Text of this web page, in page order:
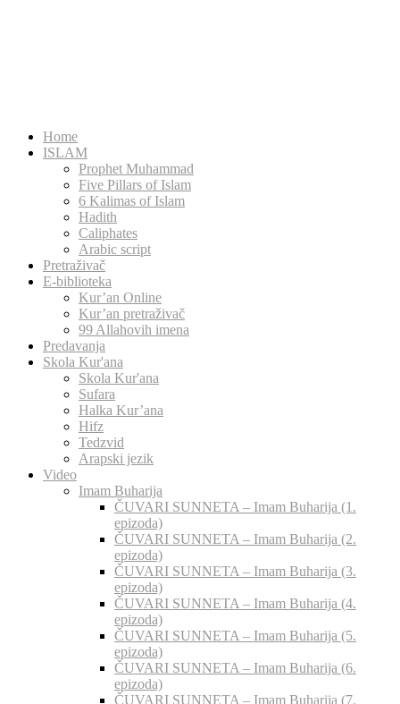
Home
ISLAM
Prophet Muhammad
Five Pillars of Islam
6 Kalimas of Islam
Hadith
Caliphates
Arabic script
Pretraživač
E-biblioteka
Kur’an Online
Kur’an pretraživač
99 Allahovih imena
Predavanja
Skola Kur'ana
Skola Kur'ana
Sufara
Halka Kur’ana
Hifz
Tedzvid
Arapski jezik
Video
Imam Buharija
ČUVARI SUNNETA – Imam Buharija (1.
epizoda)
ČUVARI SUNNETA – Imam Buharija (2.
epizoda)
ČUVARI SUNNETA – Imam Buharija (3.
epizoda)
ČUVARI SUNNETA – Imam Buharija (4.
epizoda)
ČUVARI SUNNETA – Imam Buharija (5.
epizoda)
ČUVARI SUNNETA – Imam Buharija (6.
epizoda)
ČUVARI SUNNETA – Imam Buharija (7.